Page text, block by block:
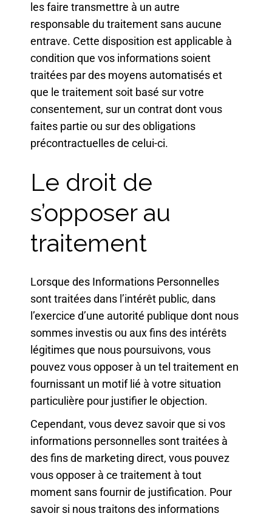
les faire transmettre à un autre
responsable du traitement sans aucune
entrave. Cette disposition est applicable à
condition que vos informations soient
traitées par des moyens automatisés et
que le traitement soit basé sur votre
consentement, sur un contrat dont vous
faites partie ou sur des obligations
précontractuelles de celui-ci.
Le droit de
s’opposer au
traitement
Lorsque des Informations Personnelles
sont traitées dans l’intérêt public, dans
l’exercice d’une autorité publique dont nous
sommes investis ou aux fins des intérêts
légitimes que nous poursuivons, vous
pouvez vous opposer à un tel traitement en
fournissant un motif lié à votre situation
particulière pour justifier le objection.
Cependant, vous devez savoir que si vos
informations personnelles sont traitées à
des fins de marketing direct, vous pouvez
vous opposer à ce traitement à tout
moment sans fournir de justification. Pour
savoir si nous traitons des informations